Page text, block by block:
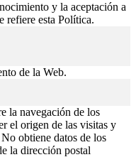
y la aceptación a
refiere esta Política.
de la Web.
la navegación de los
el origen de las visitas y
obtiene datos de los
la dirección postal